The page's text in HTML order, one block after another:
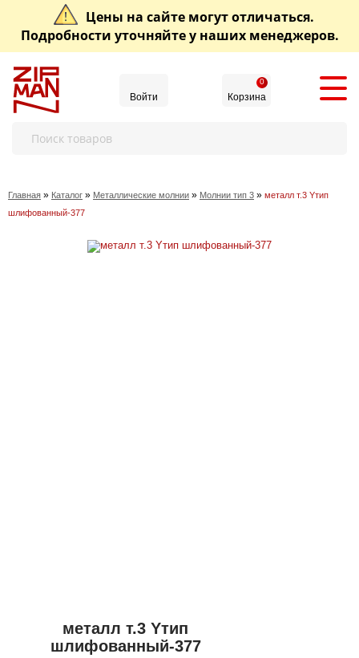
Цены на сайте могут отличаться.
Подробности уточняйте у наших менеджеров.
Войти Корзина
0
Главная » Каталог » Металлические молнии » Молнии тип 3 » металл т.3 Yтип
шлифованный-377
металл т.3 Yтип
шлифованный-377